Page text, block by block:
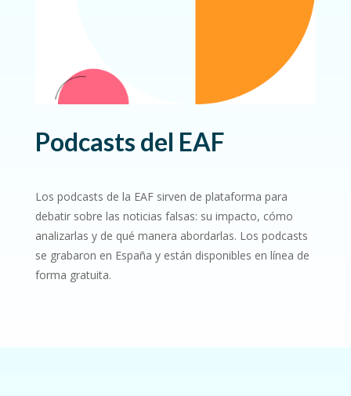
Podcasts del EAF
Los podcasts de la EAF sirven de plataforma para
debatir sobre las noticias falsas: su impacto, cómo
analizarlas y de qué manera abordarlas. Los podcasts
se grabaron en España y están disponibles en línea de
forma gratuita.